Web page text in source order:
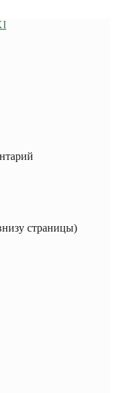
страницы)